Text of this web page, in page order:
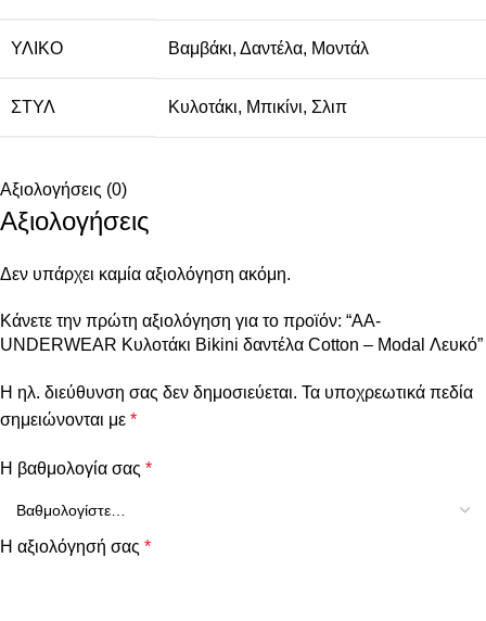
ΥΛΙΚΌ Βαμβάκι, Δαντέλα, Μοντάλ
ΣΤΥΛ Κυλοτάκι, Μπικίνι, Σλιπ
Αξιολογήσεις (0)
Αξιολογήσεις
Δεν υπάρχει καμία αξιολόγηση ακόμη.
Κάνετε την πρώτη αξιολόγηση για το προϊόν: “AA-
UNDERWEAR Κυλοτάκι Bikini δαντέλα Cotton – Modal Λευκό”
Η ηλ. διεύθυνση σας δεν δημοσιεύεται. Τα υποχρεωτικά πεδία
σημειώνονται με *
Η βαθμολογία σας *
Η αξιολόγησή σας *